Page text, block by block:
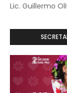
Lic. Guillermo